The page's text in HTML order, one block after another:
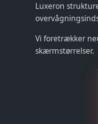
Luxeron
Vi foretrækker
skærmstørrelser.